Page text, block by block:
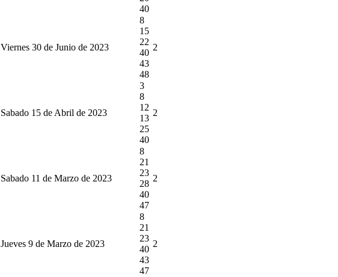
40
Viernes 30 de Junio de 2023
8
15
22
40
43
48
2
Sabado 15 de Abril de 2023
3
8
12
13
25
40
2
Sabado 11 de Marzo de 2023
8
21
23
28
40
47
2
Jueves 9 de Marzo de 2023
8
21
23
40
43
47
2